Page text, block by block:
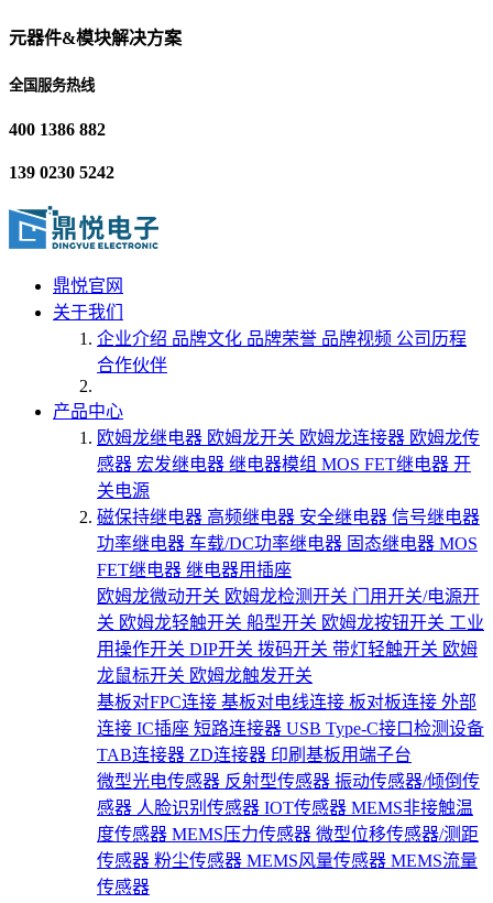
元器件&模块解决方案
全国服务热线
400 1386 882
139 0230 5242
鼎悦官网
关于我们
企业介绍 品牌文化 品牌荣誉 品牌视频 公司历程
合作伙伴
产品中心
欧姆龙继电器 欧姆龙开关 欧姆龙连接器 欧姆龙传
感器 宏发继电器 继电器模组 MOS FET继电器 开
关电源
磁保持继电器 高频继电器 安全继电器 信号继电器
功率继电器 车载/DC功率继电器 固态继电器 MOS
FET继电器 继电器用插座
欧姆龙微动开关 欧姆龙检测开关 门用开关/电源开
关 欧姆龙轻触开关 船型开关 欧姆龙按钮开关 工业
用操作开关 DIP开关 拨码开关 带灯轻触开关 欧姆
龙鼠标开关 欧姆龙触发开关
基板对FPC连接 基板对电线连接 板对板连接 外部
连接 IC插座 短路连接器 USB Type-C接口检测设备
TAB连接器 ZD连接器 印刷基板用端子台
微型光电传感器 反射型传感器 振动传感器/倾倒传
感器 人脸识别传感器 IOT传感器 MEMS非接触温
度传感器 MEMS压力传感器 微型位移传感器/测距
传感器 粉尘传感器 MEMS风量传感器 MEMS流量
传感器